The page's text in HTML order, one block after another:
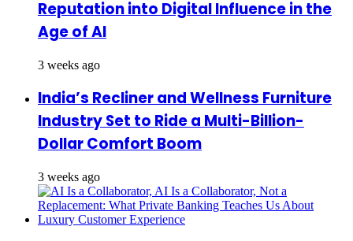
Reputation into Digital Influence in the
Age of AI
3 weeks ago
India’s Recliner and Wellness Furniture
Industry Set to Ride a Multi-Billion-
Dollar Comfort Boom
3 weeks ago